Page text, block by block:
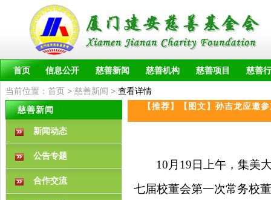
首页 信息公开 慈善新闻 慈善机构 慈善项目 慈善
当前位置： 首页 > 慈善新闻 > 查看详情
慈善新闻
新闻动态
公告专题
合作交流
【推荐】【图文】孙吉龙应邀
10月19日上午，集美
七届校董会第一次常务校